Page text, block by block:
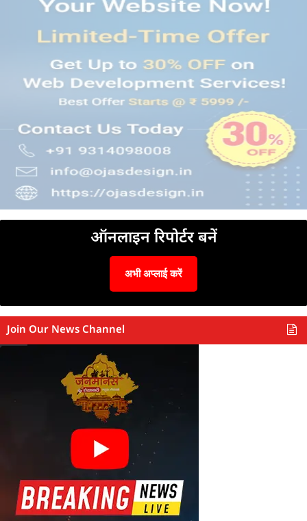
ऑनलाइन रिपोर्टर बनें
अभी अप्लाई करें
Join Our News Channel